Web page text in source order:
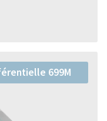
699M